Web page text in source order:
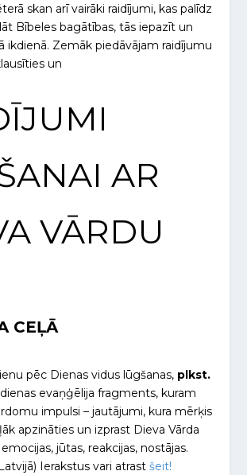
skan arī vairāki raidījumi, kas palīdz
Bībeles bagātības, tās iepazīt un
ikdienā. Zemāk piedāvājam raidījumu
un
AR
VĀRDU
CEĻĀ
pēc Dienas vidus lūgšanas, plkst.
evaņģēlija fragments, kuram
impulsi – jautājumi, kura mērķis
apzināties un izprast Dieva Vārda
jūtas, reakcijas, nostājas.
Ierakstus vari atrastšeit!